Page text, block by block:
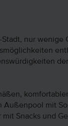
nur wenige
mit
Snacks und